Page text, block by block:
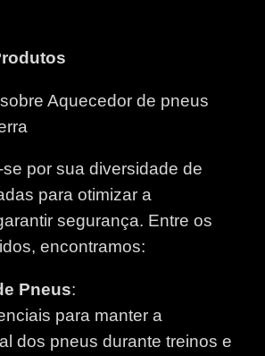
Aquecedor de pneus
por sua diversidade de
para otimizar a
segurança. Entre os
encontramos:
Pneus:
para manter a
dos pneus durante treinos e